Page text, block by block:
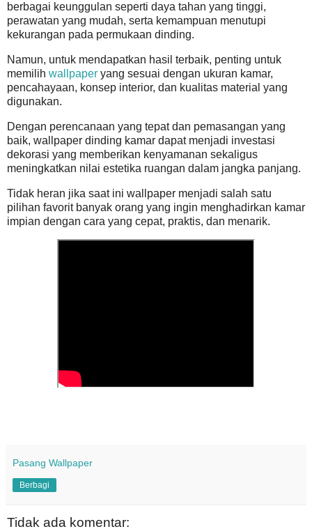
berbagai keunggulan seperti daya tahan yang tinggi,
perawatan yang mudah, serta kemampuan menutupi
kekurangan pada permukaan dinding.
Namun, untuk mendapatkan hasil terbaik, penting untuk
memilih wallpaper yang sesuai dengan ukuran kamar,
pencahayaan, konsep interior, dan kualitas material yang
digunakan.
Dengan perencanaan yang tepat dan pemasangan yang
baik, wallpaper dinding kamar dapat menjadi investasi
dekorasi yang memberikan kenyamanan sekaligus
meningkatkan nilai estetika ruangan dalam jangka panjang.
Tidak heran jika saat ini wallpaper menjadi salah satu
pilihan favorit banyak orang yang ingin menghadirkan kamar
impian dengan cara yang cepat, praktis, dan menarik.
Pasang Wallpaper
Berbagi
Tidak ada komentar: